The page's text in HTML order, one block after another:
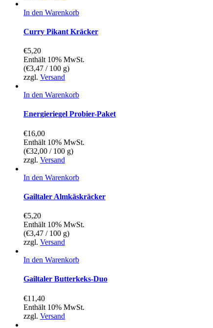
In den Warenkorb
Curry Pikant Kräcker
€5,20
Enthält 10% MwSt.
(€3,47 / 100 g)
zzgl. Versand
In den Warenkorb
Energieriegel Probier-Paket
€16,00
Enthält 10% MwSt.
(€32,00 / 100 g)
zzgl. Versand
In den Warenkorb
Gailtaler Almkäskräcker
€5,20
Enthält 10% MwSt.
(€3,47 / 100 g)
zzgl. Versand
In den Warenkorb
Gailtaler Butterkeks-Duo
€11,40
Enthält 10% MwSt.
zzgl. Versand